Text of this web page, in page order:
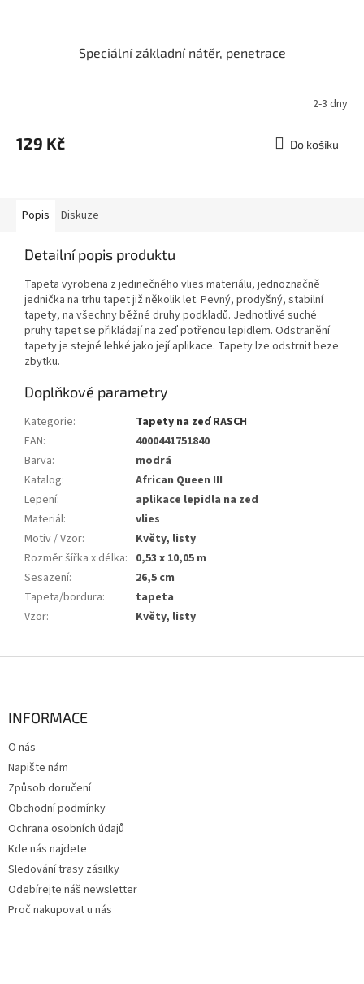
Speciální základní nátěr, penetrace
2-3 dny
129 Kč Do košíku
Popis Diskuze
Detailní popis produktu
Tapeta vyrobena z jedinečného vlies materiálu, jednoznačně
jednička na trhu tapet již několik let. Pevný, prodyšný, stabilní
tapety, na všechny běžné druhy podkladů. Jednotlivé suché
pruhy tapet se přikládají na zeď potřenou lepidlem. Odstranění
tapety je stejné lehké jako její aplikace. Tapety lze odstrnit beze
zbytku.
Doplňkové parametry
Kategorie:
Tapety na zeď RASCH
EAN:
4000441751840
Barva:
modrá
Katalog:
African Queen III
Lepení:
aplikace lepidla na zeď
Materiál:
vlies
Motiv / Vzor:
Květy, listy
Rozměr šířka x délka: 0,53 x 10,05 m
Sesazení:
26,5 cm
Tapeta/bordura:
tapeta
Vzor: Květy, listy
INFORMACE
O nás
Napište nám
Způsob doručení
Obchodní podmínky
Ochrana osobních údajů
Kde nás najdete
Sledování trasy zásilky
Odebírejte náš newsletter
Proč nakupovat u nás